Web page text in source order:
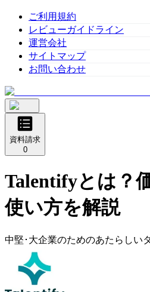
ご利用規約
レビューガイドライン
運営会社
サイトマップ
お問い合わせ
資料請求
0
Talentifyとは？
使い方を解説
中堅･大企業のためのあたらしい